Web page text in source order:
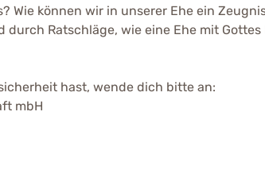
Wie können wir in unserer Ehe ein
durch Ratschläge, wie eine Ehe mit
hast, wende dich bitte an:
mbH